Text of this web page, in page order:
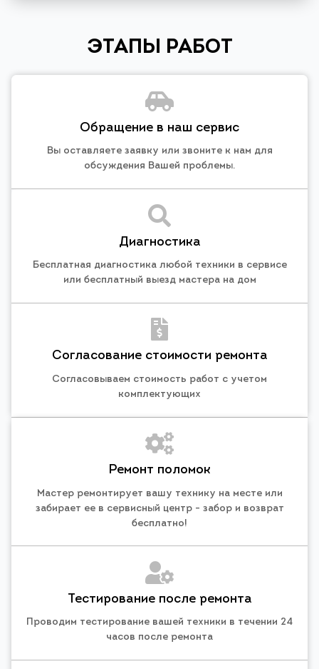
ЭТАПЫ РАБОТ
Обращение в наш сервис
Вы оставляете заявку или звоните к нам для
обсуждения Вашей проблемы.
Диагностика
Бесплатная диагностика любой техники в сервисе
или бесплатный выезд мастера на дом
Согласование стоимости ремонта
Согласовываем стоимость работ с учетом
комплектующих
Ремонт поломок
Мастер ремонтирует вашу технику на месте или
забирает ее в сервисный центр - забор и возврат
бесплатно!
Тестирование после ремонта
Проводим тестирование вашей техники в течении 24
часов после ремонта